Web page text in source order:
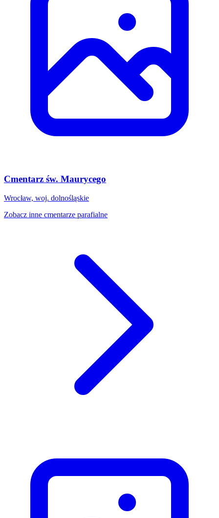
Cmentarz św. Maurycego
Wrocław, woj. dolnośląskie
Zobacz inne cmentarze parafialne